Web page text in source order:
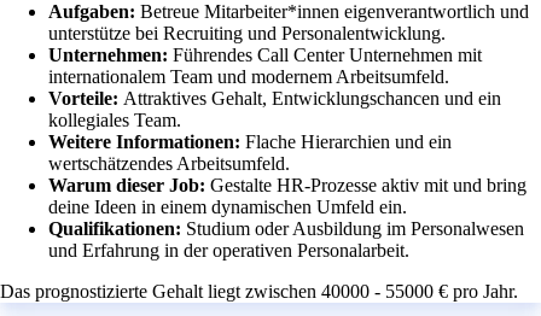
Aufgaben: Betreue Mitarbeiter*innen eigenverantwortlich und
unterstütze bei Recruiting und Personalentwicklung.
Unternehmen: Führendes Call Center Unternehmen mit
internationalem Team und modernem Arbeitsumfeld.
Vorteile: Attraktives Gehalt, Entwicklungschancen und ein
kollegiales Team.
Weitere Informationen: Flache Hierarchien und ein
wertschätzendes Arbeitsumfeld.
Warum dieser Job: Gestalte HR-Prozesse aktiv mit und bring
deine Ideen in einem dynamischen Umfeld ein.
Qualifikationen: Studium oder Ausbildung im Personalwesen
und Erfahrung in der operativen Personalarbeit.
Das prognostizierte Gehalt liegt zwischen 40000 - 55000 € pro Jahr.